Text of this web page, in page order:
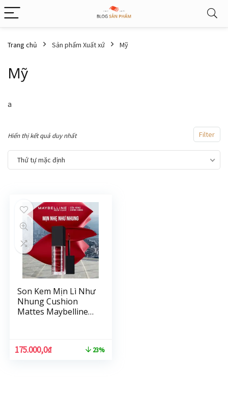
Trang chủ Sản phẩm Xuất xứ Mỹ
Mỹ
a
Filter
Hiển thị kết quả duy nhất
Thứ tự mặc định
Son Kem Mịn Lì Như
Nhung Cushion
Mattes Maybelline
175.000,0₫ 23%